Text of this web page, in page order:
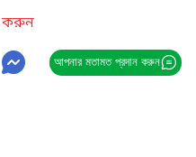
করুন
আপনার মতামত প্রদান করুন